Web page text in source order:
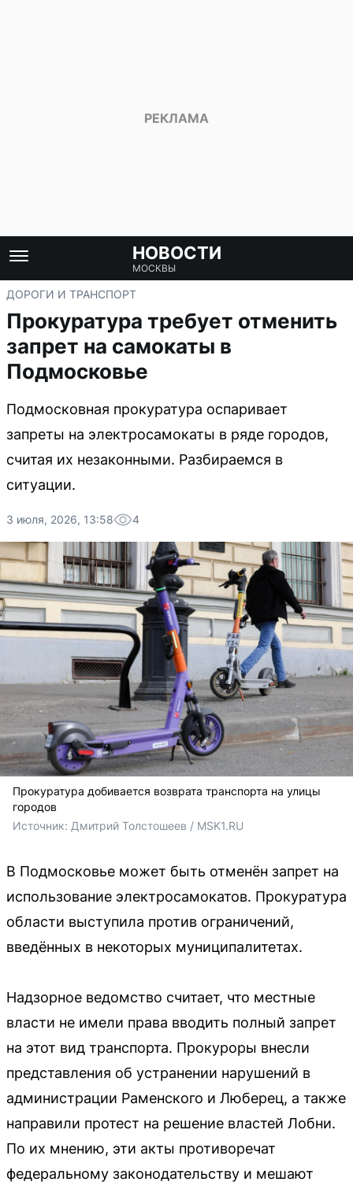
НОВОСТИ
МОСКВЫ
ДОРОГИ И ТРАНСПОРТ
Прокуратура требует отменить
запрет на самокаты в
Подмосковье
Подмосковная прокуратура оспаривает
запреты на электросамокаты в ряде городов,
считая их незаконными. Разбираемся в
ситуации.
3 июля, 2026, 13:58 4
Прокуратура добивается возврата транспорта на улицы
городов
Источник: Дмитрий Толстошеев / MSK1.RU
В Подмосковье может быть отменён запрет на
использование электросамокатов. Прокуратура
области выступила против ограничений,
введённых в некоторых муниципалитетах.
Надзорное ведомство считает, что местные
власти не имели права вводить полный запрет
на этот вид транспорта. Прокуроры внесли
представления об устранении нарушений в
администрации Раменского и Люберец, а также
направили протест на решение властей Лобни.
По их мнению, эти акты противоречат
федеральному законодательству и мешают